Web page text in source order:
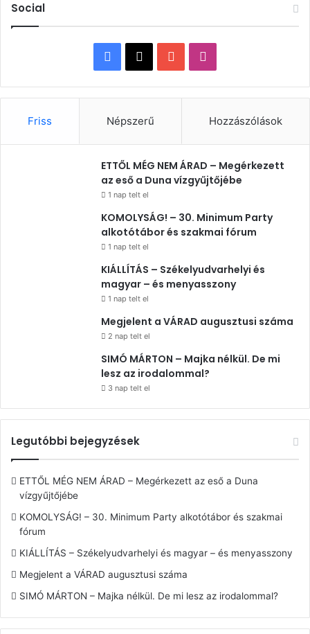
Social
Facebook
X YouTube
Friss Népszerű Hozzászólások
ETTŐL MÉG NEM ÁRAD – Megérkezett
az eső a Duna vízgyűjtőjébe
1 nap telt el
KOMOLYSÁG! – 30. Minimum Party
alkotótábor és szakmai fórum
1 nap telt el
KIÁLLÍTÁS – Székelyudvarhelyi és
magyar – és menyasszony
1 nap telt el
Megjelent a VÁRAD augusztusi száma
2 nap telt el
SIMÓ MÁRTON – Majka nélkül. De mi
lesz az irodalommal?
3 nap telt el
Legutóbbi bejegyzések
ETTŐL MÉG NEM ÁRAD – Megérkezett az eső a Duna
vízgyűjtőjébe
KOMOLYSÁG! – 30. Minimum Party alkotótábor és szakmai
fórum
KIÁLLÍTÁS – Székelyudvarhelyi és magyar – és menyasszony
Megjelent a VÁRAD augusztusi száma
SIMÓ MÁRTON – Majka nélkül. De mi lesz az irodalommal?